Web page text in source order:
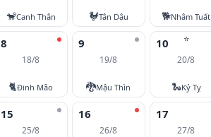
🐒Canh Thân 🐓Tân Dậu 🐕Nhâm Tuất
8
18/8
🐈Đinh Mão
9
19/8
🐉Mậu Thìn
⭐
10
20/8
🐍Kỷ Tỵ
15
25/8
16
26/8
17
27/8